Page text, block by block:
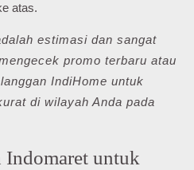
atas.
estimasi dan sangat
promo terbaru atau
IndiHome untuk
di wilayah Anda pada
untuk